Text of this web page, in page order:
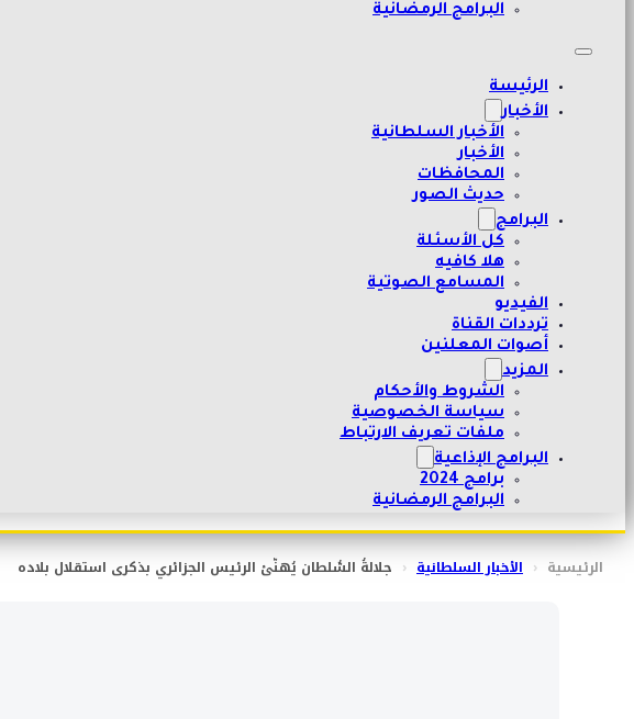
البرامج الرمضانية
الرئيسة
الأخبار
الأخبار السلطانية
الأخبار
المحافظات
حديث الصور
البرامج
كل الأسئلة
هلا كافيه
المسامع الصوتية
الفيديو
ترددات القناة
أصوات المعلنين
المزيد
الشروط والأحكام
سياسة الخصوصية
ملفات تعريف الارتباط
البرامج الإذاعية
برامج 2024
البرامج الرمضانية
الرئيسية ‹ الأخبار السلطانية ‹ جلالةُ السُّلطان يُهنّئ الرئيس الجزائري بذكرى استقلال بلاده